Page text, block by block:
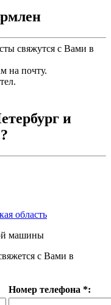
свяжутся с Вами в
на почту.
и
?
область
машины
с Вами в
Номер телефона *: